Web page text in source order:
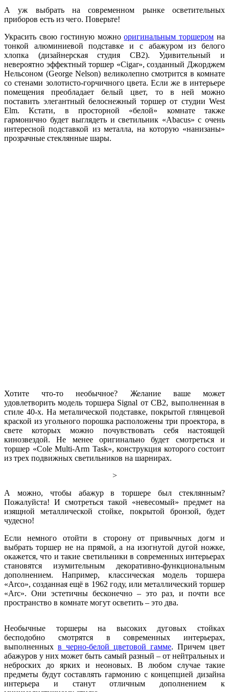
А уж выбрать на современном рынке осветительных
приборов есть из чего. Поверьте!
Украсить свою гостиную можнооригинальным торшером на
тонкой алюминиевой подставке и с абажуром из белого
хлопка (дизайнерская студия CB2). Удивительный и
невероятно эффектный торшер «Cigar», созданный Джорджем
Нельсоном (George Nelson) великолепно смотрится в комнате
со стенами золотисто-горчичного цвета. Если же в интерьере
помещения преобладает белый цвет, то в ней можно
поставить элегантный белоснежный торшер от студии West
Elm. Кстати, в просторной «белой» комнате также
гармонично будет выглядеть и светильник «Abacus» с очень
интересной подставкой из металла, на которую «нанизаны»
прозрачные стеклянные шары.
Хотите что-то необычное? Желание ваше может
удовлетворить модель торшера Signal от CB2, выполненная в
стиле 40-х. На металической подставке, покрытой глянцевой
краской из угольного порошка расположены три проектора, в
свете которых можно почувствовать себя настоящей
кинозвездой. Не менее оригинально будет смотреться и
торшер «Cole Multi-Arm Task», конструкция которого состоит
из трех подвижных светильников на шарнирах.
>
А можно, чтобы абажур в торшере был стеклянным?
Пожалуйста! И смотреться такой «невесомый» предмет на
изящной металлической стойке, покрытой бронзой, будет
чудесно!
Если немного отойти в сторону от привычных догм и
выбрать торшер не на прямой, а на изогнутой дугой ножке,
окажется, что и такие светильники в современных интерьерах
становятся изумительным декоративно-функциональным
дополнением. Например, классическая модель торшера
«Arco», созданная ещё в 1962 году, или металлический торшер
«Arc». Они эстетичны бесконечно – это раз, и почти все
пространство в комнате могут осветить – это два.
Необычные торшеры на высоких дуговых стойках
бесподобно смотрятся в современных интерьерах,
выполненных в черно-белой цветовой гамме. Причем цвет
абажуров у них может быть самый разный – от нейтральных и
неброских до ярких и неоновых. В любом случае такие
предметы будут составлять гармонию с концепцией дизайна
интерьера и станут отличным дополнением к